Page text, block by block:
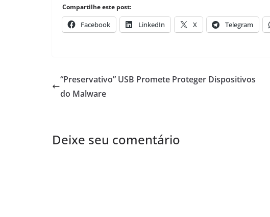
Compartilhe este post:
Facebook LinkedIn X Telegram
“Preservativo” USB Promete Proteger Dispositivos
do Malware
Deixe seu comentário